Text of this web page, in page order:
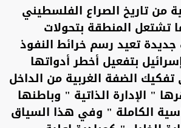
من تاريخ الصراع الفلسطيني
تشتعل المنطقة بتحولات
تعيد رسم خرائط النفوذ
بتفعيل أخطر أدواتها
تفكيك الضفة الغربية من الداخل
" الإدارة الذاتية " وباطنها
الكاملة " وفي هذا السياق